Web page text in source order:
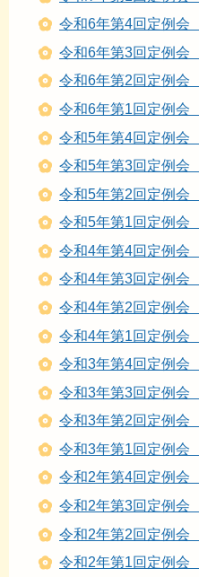
令和6年第4回定例会
令和6年第3回定例会
令和6年第2回定例会
令和6年第1回定例会
令和5年第4回定例会
令和5年第3回定例会
令和5年第2回定例会
令和5年第1回定例会
令和4年第4回定例会
令和4年第3回定例会
令和4年第2回定例会
令和4年第1回定例会
令和3年第4回定例会
令和3年第3回定例会
令和3年第2回定例会
令和3年第1回定例会
令和2年第4回定例会
令和2年第3回定例会
令和2年第2回定例会
令和2年第1回定例会